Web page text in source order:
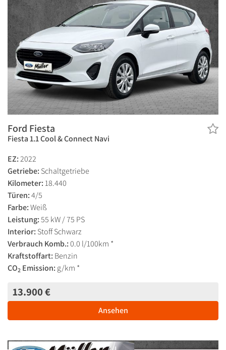
Ford Fiesta
Fiesta 1.1 Cool & Connect Navi
EZ:2022
Getriebe: Schaltgetriebe
Kilometer: 18.440
Türen:4/5
Farbe:Weiß
Leistung:55 kW / 75 PS
Interior: Stoff Schwarz
Verbrauch Komb.:0.0 l/100km *
Kraftstoffart: Benzin
CO2 Emission: g/km *
13.900 €
Ansehen